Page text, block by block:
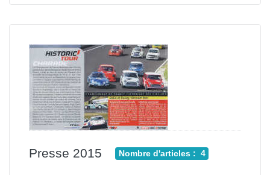
Presse 2015 Nombre d'articles : 4